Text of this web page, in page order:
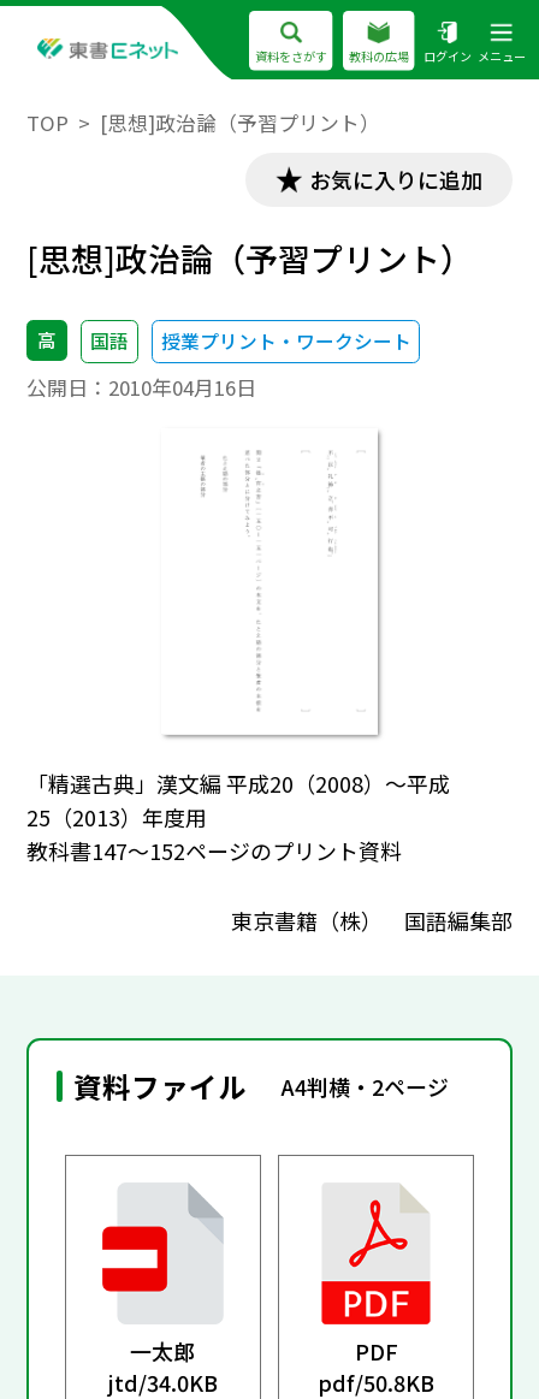
資料をさがす 教科の広場 ログイン メニュー
TOP [思想]政治論（予習プリント）
お気に入りに追加
[思想]政治論（予習プリント）
高 国語 授業プリント・ワークシート
公開日： 2010年04月16日
「精選古典」漢文編 平成20（2008）～平成
25（2013）年度用
教科書147～152ページのプリント資料
東京書籍（株） 国語編集部
資料ファイル A4判横・2ページ
一太郎
jtd/34.0KB
PDF
pdf/50.8KB